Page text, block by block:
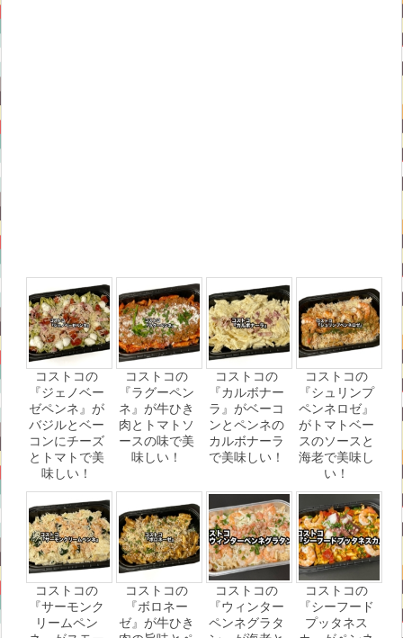
コストコの
『ジェノベー
ゼペンネ』が
バジルとベー
コンにチーズ
とトマトで美
味しい！
コストコの
『ラグーペン
ネ』が牛ひき
肉とトマトソ
ースの味で美
味しい！
コストコの
『カルボナー
ラ』がベーコ
ンとペンネの
カルボナーラ
で美味しい！
コストコの
『シュリンプ
ペンネロゼ』
がトマトベー
スのソースと
海老で美味し
い！
コストコの
『サーモンク
リームペン
コストコの
『ボロネー
ゼ』が牛ひき
コストコの
『ウィンター
ペンネグラタ
コストコの
『シーフード
プッタネス